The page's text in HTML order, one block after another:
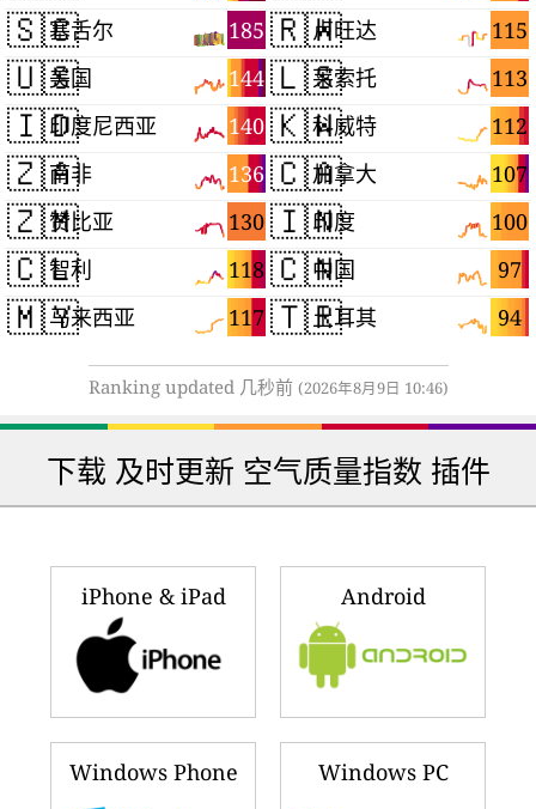
🇸🇨 185
塞舌尔
🇺🇸 144
美国
🇮🇩 140
印度尼西亚
🇿🇦 136
南非
🇿🇲 130
赞比亚
🇨🇱 118
智利
🇲🇾 117
马来西亚
🇷🇼 115
卢旺达
🇱🇸 113
莱索托
🇰🇼 112
科威特
🇨🇦 107
加拿大
🇮🇳 100
印度
🇨🇳 97
中国
🇹🇷 94
土耳其
Ranking updated 几秒前 (2026年8月9日 10:46)
下载 及时更新 空气质量指数 插件
iPhone & iPad Android
Windows Phone Windows PC